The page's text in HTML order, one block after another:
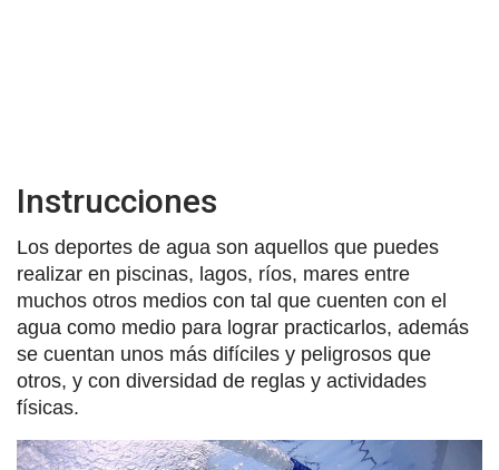
Instrucciones
Los deportes de agua son aquellos que puedes
realizar en piscinas, lagos, ríos, mares entre
muchos otros medios con tal que cuenten con el
agua como medio para lograr practicarlos, además
se cuentan unos más difíciles y peligrosos que
otros, y con diversidad de reglas y actividades
físicas.